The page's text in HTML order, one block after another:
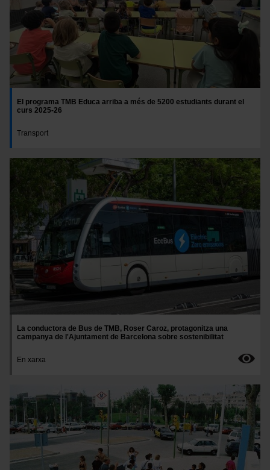
El programa TMB Educa arriba a més de 5200 estudiants durant el
curs 2025-26
Transport
Imatge
La conductora de Bus de TMB, Roser Caroz, protagonitza una
campanya de l'Ajuntament de Barcelona sobre sostenibilitat
En xarxa